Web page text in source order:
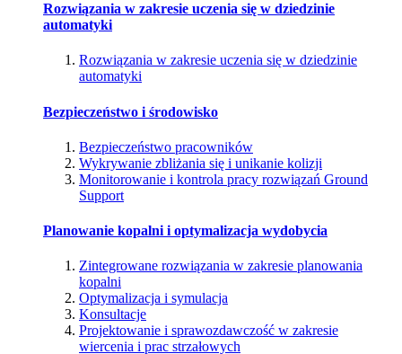
Rozwiązania w zakresie uczenia się w dziedzinie
automatyki
Rozwiązania w zakresie uczenia się w dziedzinie
automatyki
Bezpieczeństwo i środowisko
Bezpieczeństwo pracowników
Wykrywanie zbliżania się i unikanie kolizji
Monitorowanie i kontrola pracy rozwiązań Ground
Support
Planowanie kopalni i optymalizacja wydobycia
Zintegrowane rozwiązania w zakresie planowania
kopalni
Optymalizacja i symulacja
Konsultacje
Projektowanie i sprawozdawczość w zakresie
wiercenia i prac strzałowych